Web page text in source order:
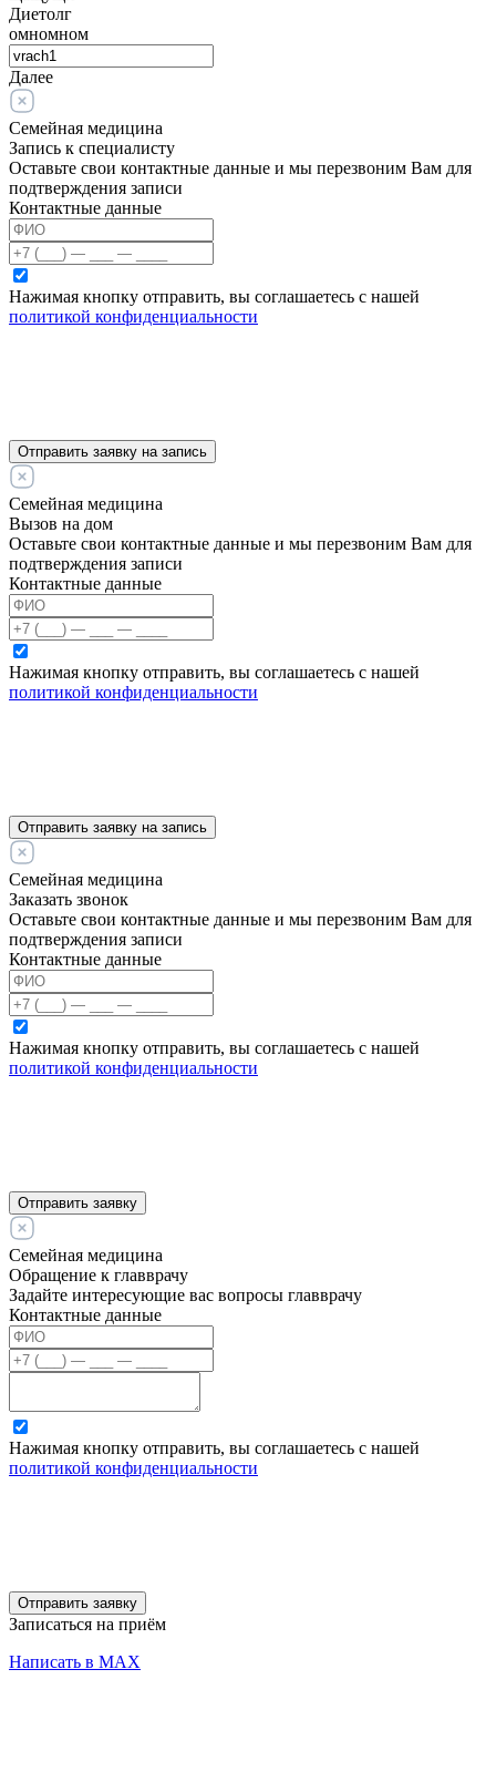
Диетолг
омномном
Далее
Семейная медицина
Запись к специалисту
Оставьте свои контактные данные и мы перезвоним Вам для
подтверждения записи
Контактные данные
Нажимая кнопку отправить, вы соглашаетесь с нашей
политикой конфиденциальности
Отправить заявку на запись
Семейная медицина
Вызов на дом
Оставьте свои контактные данные и мы перезвоним Вам для
подтверждения записи
Контактные данные
Нажимая кнопку отправить, вы соглашаетесь с нашей
политикой конфиденциальности
Отправить заявку на запись
Семейная медицина
Заказать звонок
Оставьте свои контактные данные и мы перезвоним Вам для
подтверждения записи
Контактные данные
Нажимая кнопку отправить, вы соглашаетесь с нашей
политикой конфиденциальности
Отправить заявку
Семейная медицина
Обращение к главврачу
Задайте интересующие вас вопросы главврачу
Контактные данные
Нажимая кнопку отправить, вы соглашаетесь с нашей
политикой конфиденциальности
Отправить заявку
Записаться на приём
Написать в MAX